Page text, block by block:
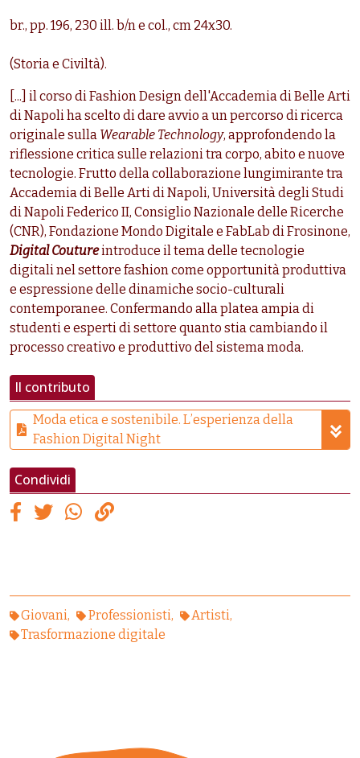
br., pp. 196, 230 ill. b/n e col., cm 24x30.
(Storia e Civiltà).
[...] il corso di Fashion Design dell'Accademia di Belle Arti
di Napoli ha scelto di dare avvio a un percorso di ricerca
originale sulla Wearable Technology, approfondendo la
riflessione critica sulle relazioni tra corpo, abito e nuove
tecnologie. Frutto della collaborazione lungimirante tra
Accademia di Belle Arti di Napoli, Università degli Studi
di Napoli Federico II, Consiglio Nazionale delle Ricerche
(CNR), Fondazione Mondo Digitale e FabLab di Frosinone,
Digital Coutureintroduce il tema delle tecnologie
digitali nel settore fashion come opportunità produttiva
e espressione delle dinamiche socio-culturali
contemporanee. Confermando alla platea ampia di
studenti e esperti di settore quanto stia cambiando il
processo creativo e produttivo del sistema moda.
Il contributo
Moda etica e sostenibile. L’esperienza della
Fashion Digital Night
Condividi
Giovani Professionisti
Artisti
Trasformazione digitale